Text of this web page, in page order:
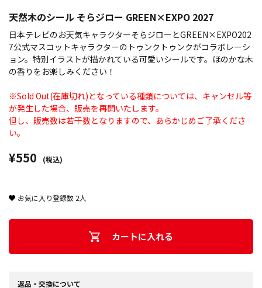
天然木のシール そらジロー GREEN×EXPO 2027
日本テレビのお天気キャラクターそらジローとGREEN×EXPO202
7公式マスコットキャラクターのトゥンクトゥンクがコラボレーシ
ョン。特別イラストが描かれている可愛いシールです。ほのかな木
の香りをお楽しみください！
※Sold Out(在庫切れ)となっている種類については、キャンセル等
が発生した場合、販売を再開いたします。
但し、販売数は若干数となりますので、あらかじめご了承くださ
い。
¥550 (税込)
お気に入り登録数 2人
カートに入れる
返品・交換について